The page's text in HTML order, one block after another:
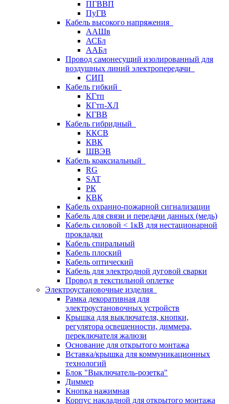
ПГВВП
ПуГВ
Кабель высокого напряжения
ААШв
АСБл
ААБл
Провод самонесущий изолированный для
воздушных линий электропередачи
СИП
Кабель гибкий
КГтп
КГтп-ХЛ
КГВВ
Кабель гибридный
ККСВ
КВК
ШВЭВ
Кабель коаксиальный
RG
SAT
РК
КВК
Кабель охранно-пожарной сигнализации
Кабель для связи и передачи данных (медь)
Кабель силовой < 1кВ для нестационарной
прокладки
Кабель спиральный
Кабель плоский
Кабель оптический
Кабель для электродной дуговой сварки
Провод в текстильной оплетке
Электроустановочные изделия
Рамка декоративная для
электроустановочных устройств
Крышка для выключателя, кнопки,
регулятора освещенности, диммера,
переключателя жалюзи
Основание для открытого монтажа
Вставка/крышка для коммуникационных
технологий
Блок "Выключатель-розетка"
Диммер
Кнопка нажимная
Корпус накладной для открытого монтажа